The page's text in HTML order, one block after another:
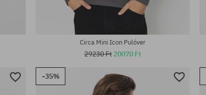
Circa Mini Icon Pulóver
29230 Ft 20070 Ft
-35%